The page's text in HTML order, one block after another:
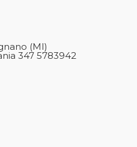
(MI)
347 5783942